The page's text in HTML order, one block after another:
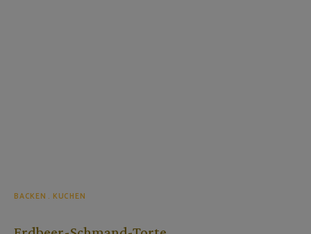
BACKEN KUCHEN